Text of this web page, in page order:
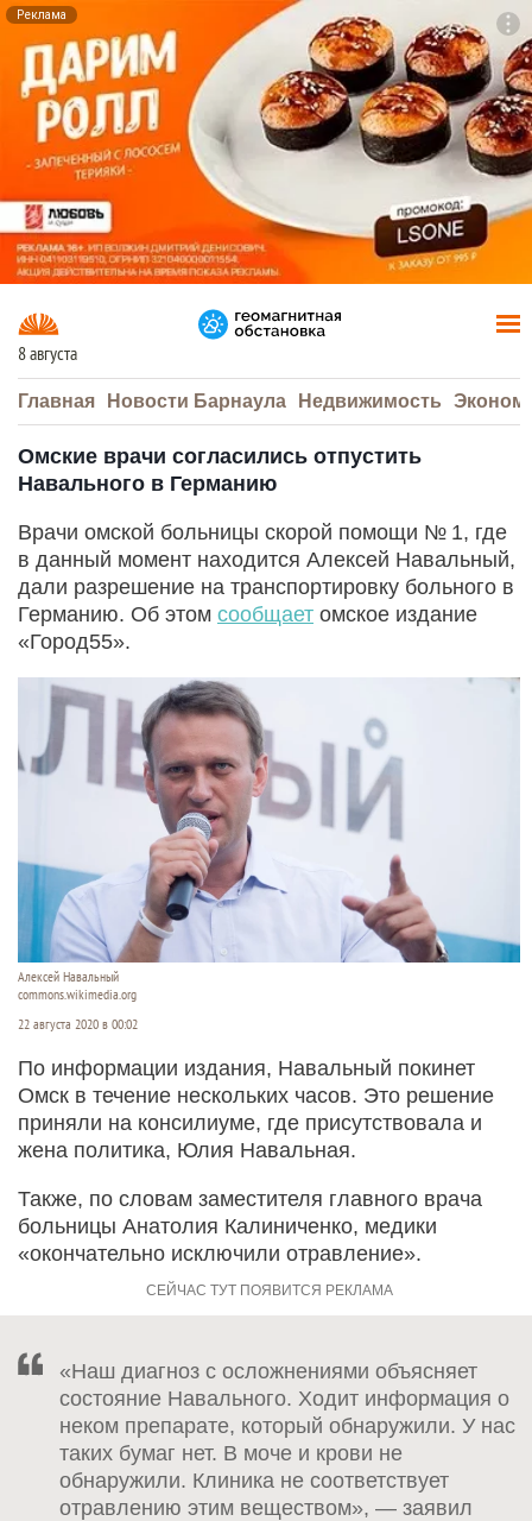
Реклама
8 августа
Главная Новости Барнаула Недвижимость
Омские врачи согласились отпустить
Навального в Германию
Врачи омской больницы скорой помощи № 1, где
в данный момент находится Алексей Навальный,
дали разрешение на транспортировку больного в
Германию. Об этом сообщает омское издание
«Город55».
Алексей Навальный
commons.wikimedia.org
22 августа 2020 в 00:02
По информации издания, Навальный покинет
Омск в течение нескольких часов. Это решение
приняли на консилиуме, где присутствовала и
жена политика, Юлия Навальная.
Также, по словам заместителя главного врача
больницы Анатолия Калиниченко, медики
«окончательно исключили отравление».
«Наш диагноз с осложнениями объясняет
состояние Навального. Ходит информация о
неком препарате, который обнаружили. У нас
таких бумаг нет. В моче и крови не
обнаружили. Клиника не соответствует
отравлению этим веществом», — заявил